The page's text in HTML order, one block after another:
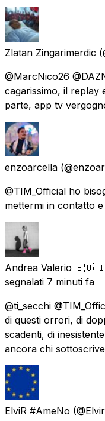
Zlatan Zingarimerdic
@MarcNico26
cagarissimo, il replay
parte, app tv
enzoarcella
@TIM_Official ho
mettermi in contatto
Andrea Valerio 🇪🇺
segnalati 7 minuti fa
@ti_secchi
di questi orrori, di
scadenti, di
ancora chi
ElviR #AmeNo